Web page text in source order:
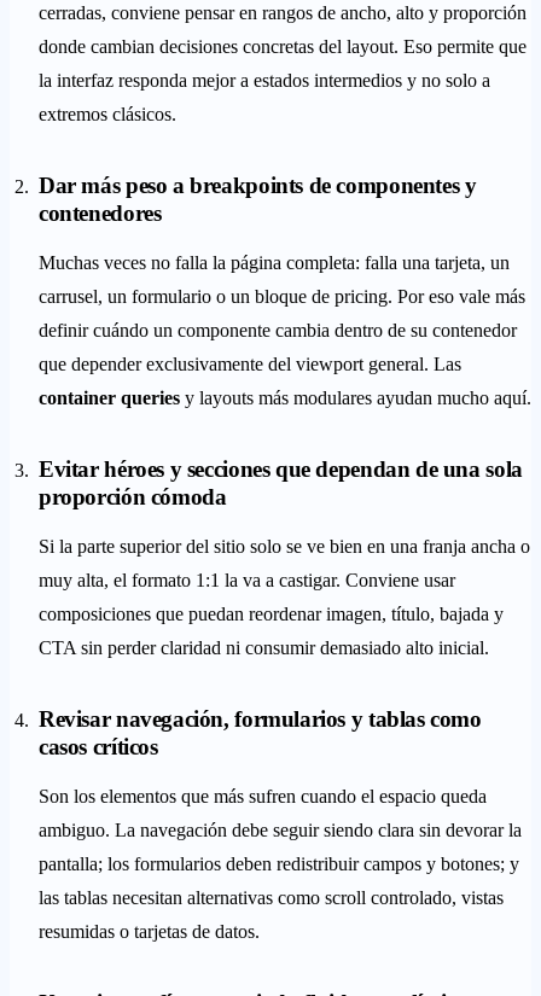
cerradas, conviene pensar en rangos de ancho, alto y proporción
donde cambian decisiones concretas del layout. Eso permite que
la interfaz responda mejor a estados intermedios y no solo a
extremos clásicos.
Dar más peso a breakpoints de componentes y
contenedores
Muchas veces no falla la página completa: falla una tarjeta, un
carrusel, un formulario o un bloque de pricing. Por eso vale más
definir cuándo un componente cambia dentro de su contenedor
que depender exclusivamente del viewport general. Las
container queries y layouts más modulares ayudan mucho aquí.
Evitar héroes y secciones que dependan de una sola
proporción cómoda
Si la parte superior del sitio solo se ve bien en una franja ancha o
muy alta, el formato 1:1 la va a castigar. Conviene usar
composiciones que puedan reordenar imagen, título, bajada y
CTA sin perder claridad ni consumir demasiado alto inicial.
Revisar navegación, formularios y tablas como
casos críticos
Son los elementos que más sufren cuando el espacio queda
ambiguo. La navegación debe seguir siendo clara sin devorar la
pantalla; los formularios deben redistribuir campos y botones; y
las tablas necesitan alternativas como scroll controlado, vistas
resumidas o tarjetas de datos.